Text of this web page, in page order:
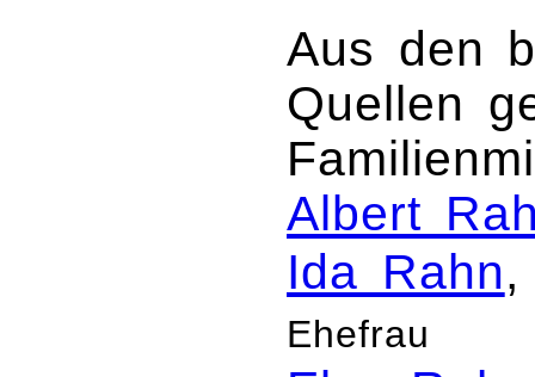
Aus den
Quellen
Albert
Ida Rahn
Ehefrau